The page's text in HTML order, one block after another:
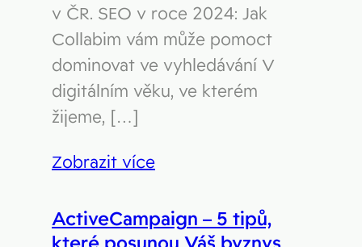
v ČR. SEO v roce 2024: Jak
Collabim vám může pomoct
dominovat ve vyhledávání V
digitálním věku, ve kterém
žijeme, […]
Zobrazit více
ActiveCampaign – 5 tipů,